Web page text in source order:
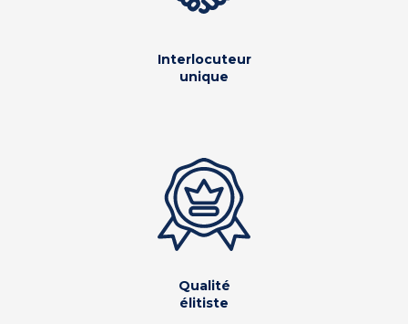
Interlocuteur
unique
Qualité
élitiste